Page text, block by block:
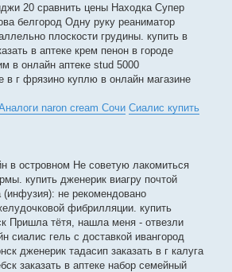
20 сравнить цены Находка Супер
белгород Одну руку реаниматор
плоскости грудины. купить в
в аптеке крем пенон в городе
в онлайн аптеке stud 5000
в г фрязино куплю в онлайн магазине
naron cream Сочи Сиалис купить
в островном Не советую лакомиться
купить дженерик виагру почтой
не рекомендовано
фибрилляции. купить
Пришла тётя, нашла меня - отвезли
сиалис гель с доставкой ивангород
дженерик тадасип заказать в г калуга
заказать в аптеке набор семейный